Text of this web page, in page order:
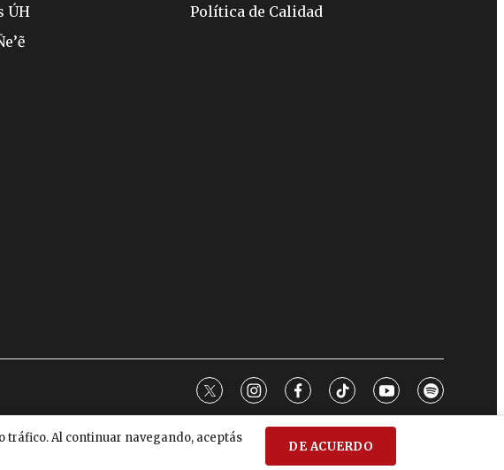
Al continuar navegando, aceptás
DE ACUERDO
ÚH
Política de Calidad
twitterinstagram
facebooktiktokyoutubespotify